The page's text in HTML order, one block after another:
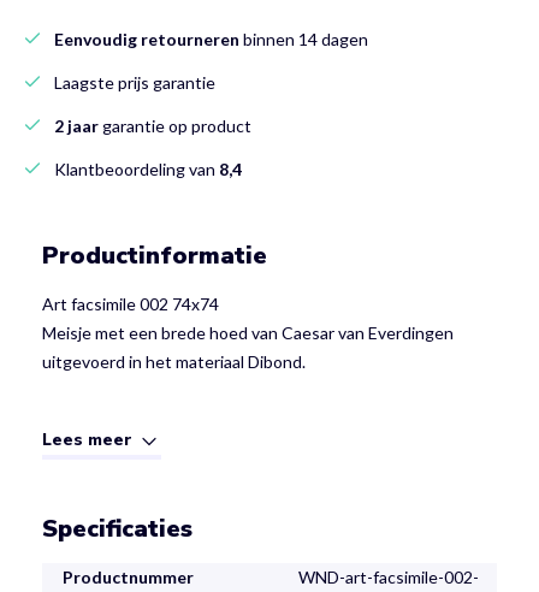
Eenvoudig retourneren binnen 14 dagen
Laagste prijs garantie
2 jaargarantie op product
Klantbeoordeling van 8,4
Productinformatie
Art facsimile 002 74x74
Meisje met een brede hoed van Caesar van Everdingen
uitgevoerd in het materiaal Dibond.
Lees meer
Specificaties
Productnummer
WND-art-facsimile-002-